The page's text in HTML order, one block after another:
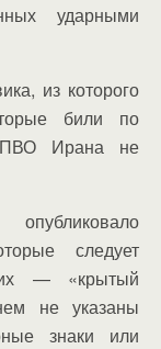
ударными
из которого
били по
ПВО Ирана не
следует
— «крытый
не указаны
знаки или